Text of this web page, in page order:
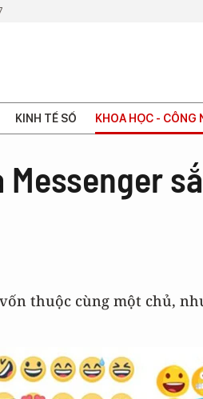
KINH TẾ SỐ KHOA HỌC - CÔNG
Messenger
thuộc cùng một chủ,